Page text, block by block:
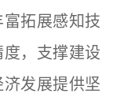
拓展感知技
，支撑建设
发展提供坚